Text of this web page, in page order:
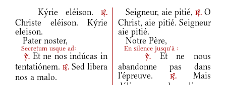
Kýrie eléison. r.
Christe eléison. Kýrie
eleison.
Seigneur, aie pitié, r. O
Christ, aie pitié. Seigneur
aie pitié.
Pater noster,
Notre Père,
Secretum usque ad: En silence jusqu'à :
v.Et ne nos indúcas in
tentatiónem. r. Sed libera
nos a malo.
v.
Et ne nous
abandonne pas dans
l'épreuve.
r.Mais